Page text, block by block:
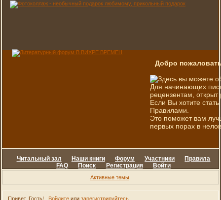
Добро
Здесь вы можете
Для начинающих
рецензентам, открыт
Если Вы хотите
Правилами.
Это поможет вам
первых порах в
Читальный зал Наши книги Форум Участники
Правила
FAQ
Поиск Регистрация Войти
Активные темы
Привет, Гость! Войдитеили зарегистрируйтесь.